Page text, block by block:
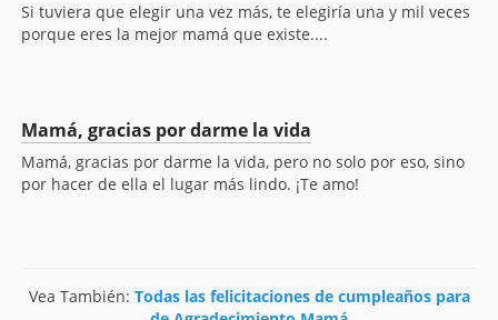
Si tuviera que elegir una vez más, te elegiría una y mil veces
porque eres la mejor mamá que existe....
Mamá, gracias por darme la vida
Mamá, gracias por darme la vida, pero no solo por eso, sino
por hacer de ella el lugar más lindo. ¡Te amo!
Vea También: Todas las felicitaciones de cumpleaños para